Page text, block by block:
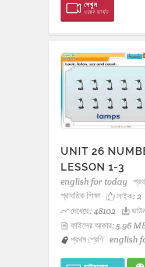
দেখুন
ওয়েব ভার্সন
UNIT 26
LESSON 1-3
english for today
প্রাথমিক শিক্ষা
লাইক:2
দেখেছে: 48102
ফাইলের আকার: 5.96
প্রথম শ্রেণি english